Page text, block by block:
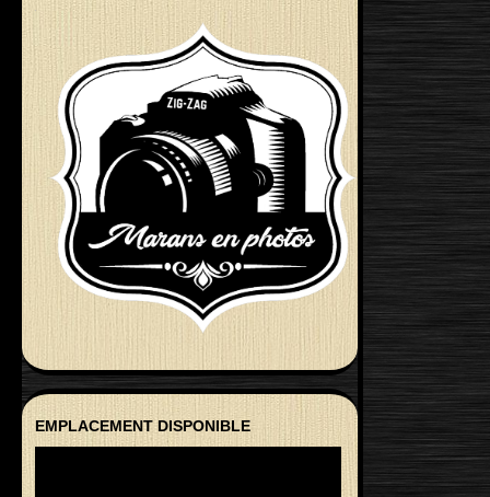
EMPLACEMENT DISPONIBLE